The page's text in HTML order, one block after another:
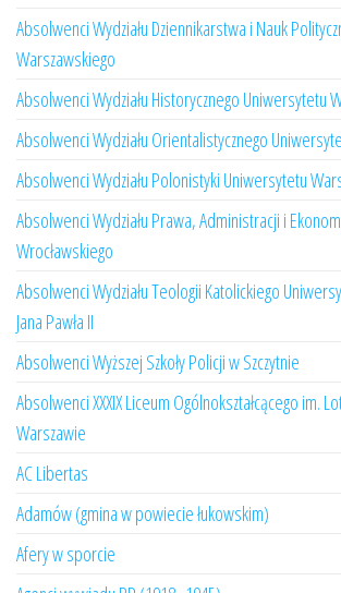
Absolwenci Wydziału Dziennikarstwa i Nauk
Warszawskiego
Absolwenci Wydziału Historycznego Uniwersytetu
Absolwenci Wydziału Orientalistycznego
Absolwenci Wydziału Polonistyki Uniwersytetu
Absolwenci Wydziału Prawa, Administracji i
Wrocławskiego
Absolwenci Wydziału Teologii Katolickiego
Jana Pawła II
Absolwenci Wyższej Szkoły Policji w Szczytnie
Absolwenci XXXIX Liceum Ogólnokształcącego im.
Warszawie
AC Libertas
Adamów (gmina w powiecie łukowskim)
Afery w sporcie